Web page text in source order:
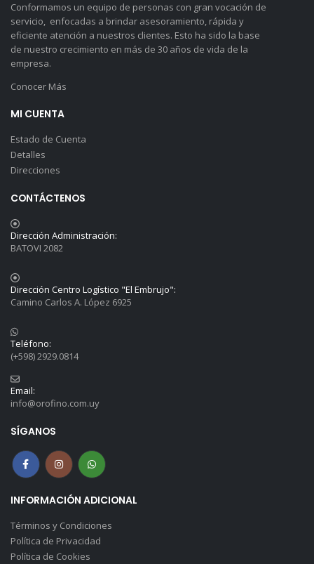
Conformamos un equipo de personas con gran vocación de
servicio, enfocadas a brindar asesoramiento, rápida y
eficiente atención a nuestros clientes. Esto ha sido la base
de nuestro crecimiento en más de 30 años de vida de la
empresa.
Conocer Más
MI CUENTA
Estado de Cuenta
Detalles
Direcciones
CONTÁCTENOS
Dirección Administración:
BATOVI 2082
Dirección Centro Logístico "El Embrujo":
Camino Carlos A. López 6925
Teléfono:
(+598) 2929.0814
Email:
info@orofino.com.uy
SÍGANOS
INFORMACIÓN ADICIONAL
Términos y Condiciones
Política de Privacidad
Política de Cookies